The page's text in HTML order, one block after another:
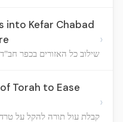
into Kefar Chabad
שילוב כל האזורים בכפר
›
Torah to Ease
קבלת עול תורה להקל על
›